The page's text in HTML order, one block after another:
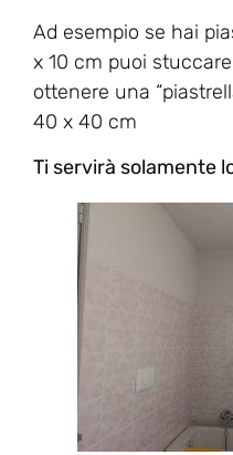
Ad esempio se hai
x 10 cm puoi
ottenere una
40 x 40 cm
Ti servirà solamente